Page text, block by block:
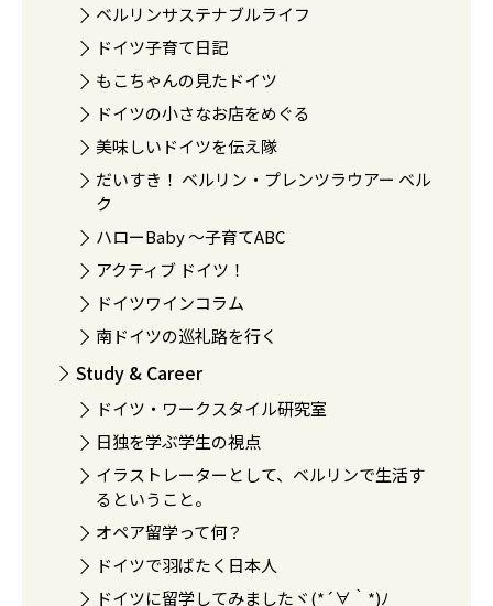
ベルリンサステナブルライフ
ドイツ子育て日記
もこちゃんの見たドイツ
ドイツの小さなお店をめぐる
美味しいドイツを伝え隊
だいすき！ ベルリン・プレンツラウアー ベル
ク
ハローBaby 〜子育てABC
アクティブ ドイツ！
ドイツワインコラム
南ドイツの巡礼路を行く
Study & Career
ドイツ・ワークスタイル研究室
日独を学ぶ学生の視点
イラストレーターとして、ベルリンで生活す
るということ。
オペア留学って何？
ドイツで羽ばたく日本人
ドイツに留学してみましたヾ(*´∀｀*)ﾉ